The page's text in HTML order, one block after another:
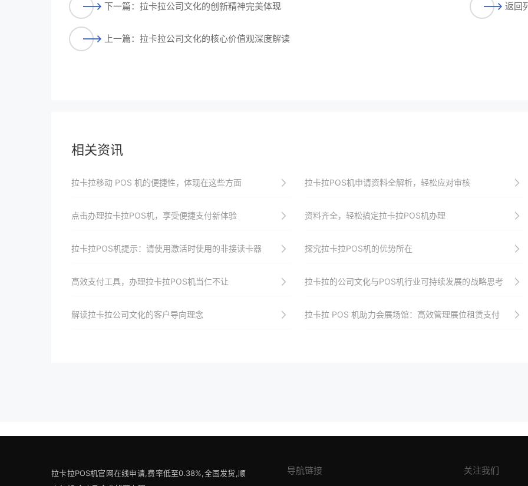
下一篇：拉卡拉公司文化的创新精神完美体现​
上一篇：拉卡拉公司文化的核心价值观深度解读​
返回
相关资讯
拉卡拉移动 POS 机的便捷性，体现在这些方面 拉卡拉POS机申请资料全解析，轻松应对审核
点击办理拉卡拉POS机，享受便捷支付新体验 资料齐全，轻松搞定拉卡拉POS机办理
拉卡拉POS机提示：请使用激活时使用的非接读卡器 探究拉卡拉POS机的优势所在
高效支付工具，办理拉卡拉POS机当仁不让 拉卡拉的公司文化与POS机行业可持续发展的战略思考
解读拉卡拉公司文化的客户导向理念​ 拉卡拉 POS 机助力会展场馆：高效管理展位租赁支付
拉卡拉POS机官网在线申请,费率低至0.38%,全国发货,顺
导航链接 关注我们